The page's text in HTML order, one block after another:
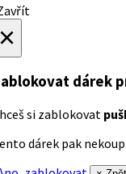
dárek
si zablokovat
dárek pak